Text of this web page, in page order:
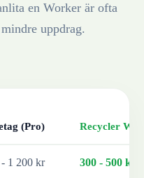
en Worker är ofta
uppdrag.
(Pro) Recycler
1 200 kr 300 - 500 kr